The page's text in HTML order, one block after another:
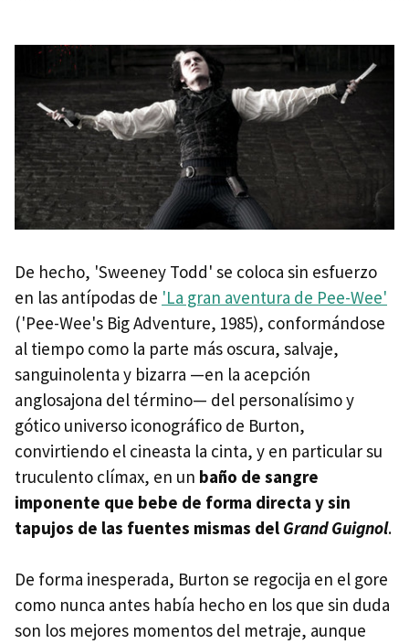
De hecho, 'Sweeney Todd' se coloca sin esfuerzo
en las antípodas de 'La gran aventura de Pee-Wee'
('Pee-Wee's Big Adventure, 1985), conformándose
al tiempo como la parte más oscura, salvaje,
sanguinolenta y bizarra —en la acepción
anglosajona del término— del personalísimo y
gótico universo iconográfico de Burton,
convirtiendo el cineasta la cinta, y en particular su
truculento clímax, en un baño de sangre
imponente que bebe de forma directa y sin
tapujos de las fuentes mismas del Grand Guignol.
De forma inesperada, Burton se regocija en el gore
como nunca antes había hecho en los que sin duda
son los mejores momentos del metraje, aunque